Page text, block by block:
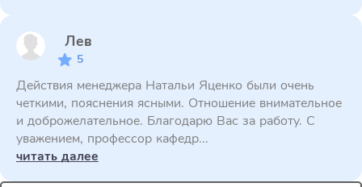
Лев
5
Действия менеджера Натальи Яценко были очень
четкими, пояснения ясными. Отношение внимательное
и доброжелательное. Благодарю Вас за работу. С
уважением, профессор кафедр...
читать далее